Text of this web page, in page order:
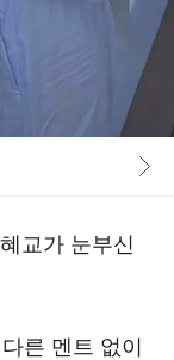
교가 눈부신
른 멘트 없이